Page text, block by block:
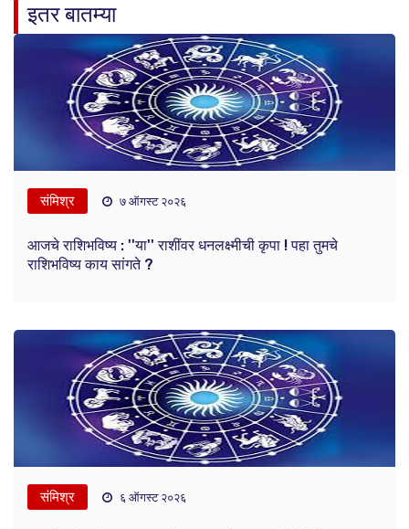
इतर बातम्या
संमिश्र ७ ऑगस्ट २०२६
आजचे राशिभविष्य : ''या'' राशींवर धनलक्ष्मीची कृपा ! पहा तुमचे
राशिभविष्य काय सांगते ?
संमिश्र ६ ऑगस्ट २०२६